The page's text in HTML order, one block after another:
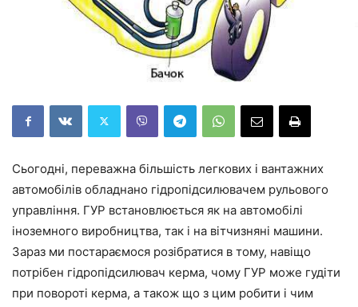
Сьогодні, переважна більшість легкових і вантажних
автомобілів обладнано гідропідсилювачем рульового
управління. ГУР встановлюється як на автомобілі
іноземного виробництва, так і на вітчизняні машини.
Зараз ми постараємося розібратися в тому, навіщо
потрібен гідропідсилювач керма, чому ГУР може гудіти
при повороті керма, а також що з цим робити і чим